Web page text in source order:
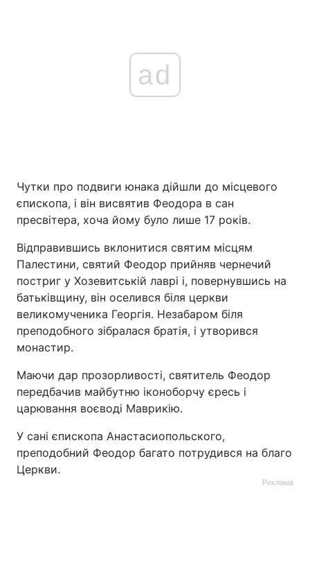
ad
Чутки про подвиги юнака дійшли до місцевого
єпископа, і він висвятив Феодора в сан
пресвітера, хоча йому було лише 17 років.
Відправившись вклонитися святим місцям
Палестини, святий Феодор прийняв чернечий
постриг у Хозевитській лаврі і, повернувшись на
батьківщину, він оселився біля церкви
великомученика Георгія. Незабаром біля
преподобного зібралася братія, і утворився
монастир.
Маючи дар прозорливості, святитель Феодор
передбачив майбутню іконоборчу єресь і
царювання воєводі Маврикію.
У сані єпископа Анастасиопольского,
преподобний Феодор багато потрудився на благо
Церкви.
Реклама